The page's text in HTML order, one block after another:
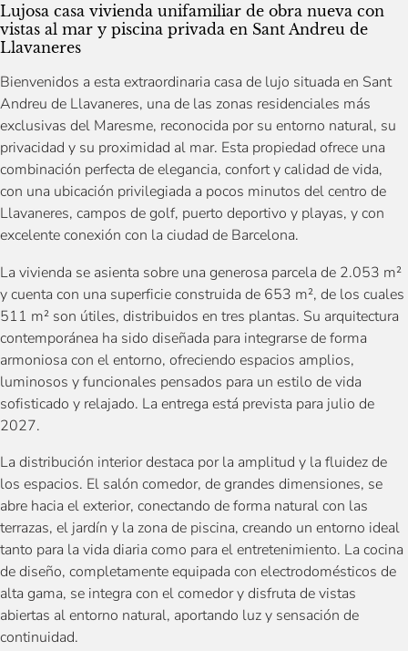
Lujosa casa vivienda unifamiliar de obra nueva con
vistas al mar y piscina privada en Sant Andreu de
Llavaneres
Bienvenidos a esta extraordinaria casa de lujo situada en Sant
Andreu de Llavaneres, una de las zonas residenciales más
exclusivas del Maresme, reconocida por su entorno natural, su
privacidad y su proximidad al mar. Esta propiedad ofrece una
combinación perfecta de elegancia, confort y calidad de vida,
con una ubicación privilegiada a pocos minutos del centro de
Llavaneres, campos de golf, puerto deportivo y playas, y con
excelente conexión con la ciudad de Barcelona.
La vivienda se asienta sobre una generosa parcela de 2.053 m²
y cuenta con una superficie construida de 653 m², de los cuales
511 m² son útiles, distribuidos en tres plantas. Su arquitectura
contemporánea ha sido diseñada para integrarse de forma
armoniosa con el entorno, ofreciendo espacios amplios,
luminosos y funcionales pensados para un estilo de vida
sofisticado y relajado. La entrega está prevista para julio de
2027.
La distribución interior destaca por la amplitud y la fluidez de
los espacios. El salón comedor, de grandes dimensiones, se
abre hacia el exterior, conectando de forma natural con las
terrazas, el jardín y la zona de piscina, creando un entorno ideal
tanto para la vida diaria como para el entretenimiento. La cocina
de diseño, completamente equipada con electrodomésticos de
alta gama, se integra con el comedor y disfruta de vistas
abiertas al entorno natural, aportando luz y sensación de
continuidad.